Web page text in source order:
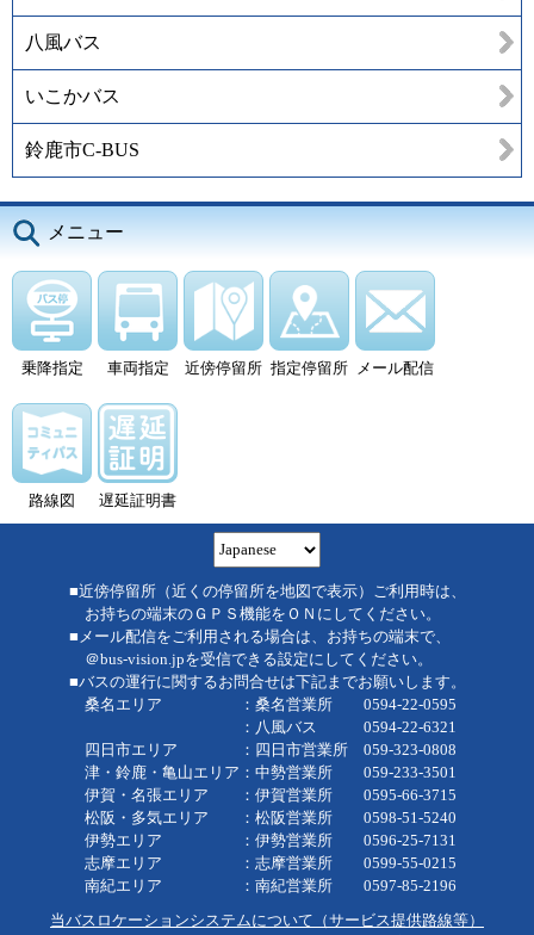
八風バス
いこかバス
鈴鹿市C-BUS
メニュー
乗降指定 車両指定 近傍停留所 指定停留所 メール配信
路線図 遅延証明書
■近傍停留所（近くの停留所を地図で表示）ご利用時は、
お持ちの端末のＧＰＳ機能をＯＮにしてください。
■メール配信をご利用される場合は、お持ちの端末で、
＠bus-vision.jpを受信できる設定にしてください。
■バスの運行に関するお問合せは下記までお願いします。
桑名エリア ：桑名営業所 0594-22-0595
：八風バス 0594-22-6321
四日市エリア ：四日市営業所 059-323-0808
津・鈴鹿・亀山エリア：中勢営業所 059-233-3501
伊賀・名張エリア ：伊賀営業所 0595-66-3715
松阪・多気エリア ：松阪営業所 0598-51-5240
伊勢エリア ：伊勢営業所 0596-25-7131
志摩エリア ：志摩営業所 0599-55-0215
南紀エリア ：南紀営業所 0597-85-2196
当バスロケーションシステムについて（サービス提供路線等）